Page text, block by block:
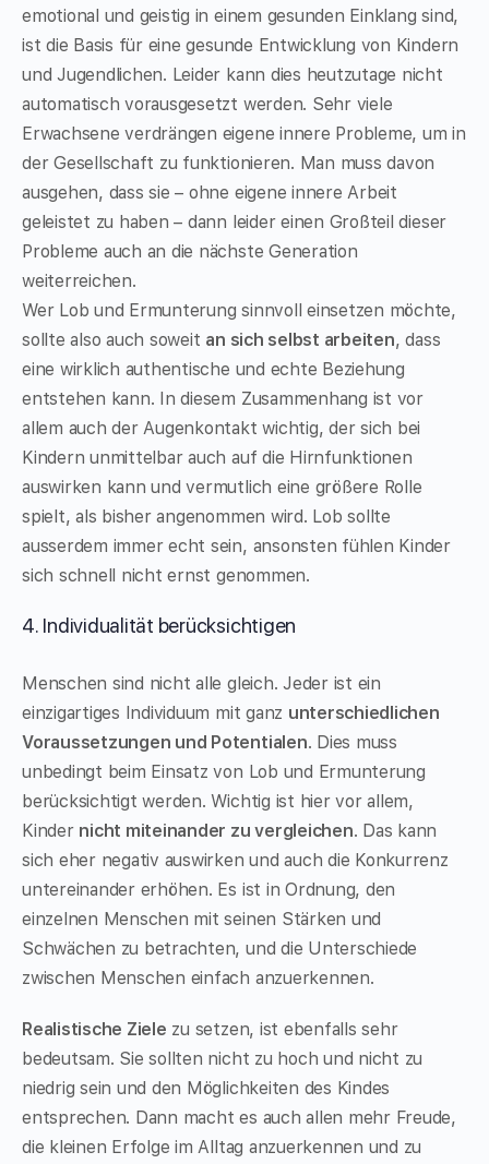
emotional und geistig in einem gesunden Einklang sind,
ist die Basis für eine gesunde Entwicklung von Kindern
und Jugendlichen. Leider kann dies heutzutage nicht
automatisch vorausgesetzt werden. Sehr viele
Erwachsene verdrängen eigene innere Probleme, um in
der Gesellschaft zu funktionieren. Man muss davon
ausgehen, dass sie – ohne eigene innere Arbeit
geleistet zu haben – dann leider einen Großteil dieser
Probleme auch an die nächste Generation
weiterreichen.
Wer Lob und Ermunterung sinnvoll einsetzen möchte,
sollte also auch soweit an sich selbst arbeiten, dass
eine wirklich authentische und echte Beziehung
entstehen kann. In diesem Zusammenhang ist vor
allem auch der Augenkontakt wichtig, der sich bei
Kindern unmittelbar auch auf die Hirnfunktionen
auswirken kann und vermutlich eine größere Rolle
spielt, als bisher angenommen wird. Lob sollte
ausserdem immer echt sein, ansonsten fühlen Kinder
sich schnell nicht ernst genommen.
4. Individualität berücksichtigen
Menschen sind nicht alle gleich. Jeder ist ein
einzigartiges Individuum mit ganz unterschiedlichen
Voraussetzungen und Potentialen. Dies muss
unbedingt beim Einsatz von Lob und Ermunterung
berücksichtigt werden. Wichtig ist hier vor allem,
Kinder nicht miteinander zu vergleichen. Das kann
sich eher negativ auswirken und auch die Konkurrenz
untereinander erhöhen. Es ist in Ordnung, den
einzelnen Menschen mit seinen Stärken und
Schwächen zu betrachten, und die Unterschiede
zwischen Menschen einfach anzuerkennen.
Realistische Ziele zu setzen, ist ebenfalls sehr
bedeutsam. Sie sollten nicht zu hoch und nicht zu
niedrig sein und den Möglichkeiten des Kindes
entsprechen. Dann macht es auch allen mehr Freude,
die kleinen Erfolge im Alltag anzuerkennen und zu